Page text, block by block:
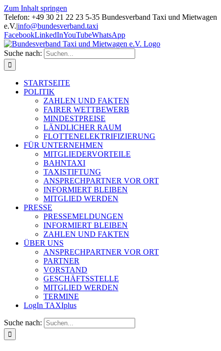
Zum Inhalt springen
Telefon: +49 30 21 22 23 5-35 Bundesverband Taxi und Mietwagen
e.V.|info@bundesverband.taxi
FacebookLinkedInYouTubeWhatsApp
Suche nach:
STARTSEITE
POLITIK
ZAHLEN UND FAKTEN
FAIRER WETTBEWERB
MINDESTPREISE
LÄNDLICHER RAUM
FLOTTENELEKTRIFIZIERUNG
FÜR UNTERNEHMEN
MITGLIEDERVORTEILE
BAHNTAXI
TAXISTIFTUNG
ANSPRECHPARTNER VOR ORT
INFORMIERT BLEIBEN
MITGLIED WERDEN
PRESSE
PRESSEMELDUNGEN
INFORMIERT BLEIBEN
ZAHLEN UND FAKTEN
ÜBER UNS
ANSPRECHPARTNER VOR ORT
PARTNER
VORSTAND
GESCHÄFTSSTELLE
MITGLIED WERDEN
TERMINE
LogIn TAXIplus
Suche nach: